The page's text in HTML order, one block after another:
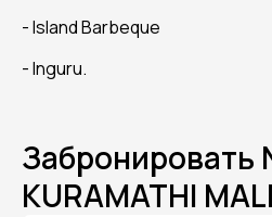
- Island Barbeque
- Inguru.
Забронировать
KURAMATHI